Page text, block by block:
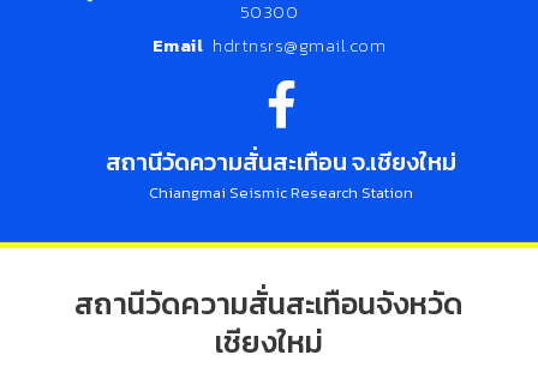
50300
Email hdrtnsrs@gmail.com
สถานีวัดความสั่นสะเทือน จ.เชียงใหม่
Chiangmai Seismic Research Station
สถานีวัดความสั่นสะเทือนจังหวัด
เชียงใหม่